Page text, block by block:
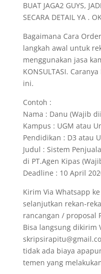
BUAT JAGA2 GUYS,
SECARA DETAIL YA .
Bagaimana Cara
langkah awal untuk
menggunakan jasa
KONSULTASI.
ini.
Contoh :
Nama : Danu (Wajib
Kampus : UGM atau
Pendidikan : D3 atau
Judul : Sistem
di PT.Agen Kipas
Deadline : 10 April
Kirim Via Whatsapp ke
selanjutkan rekan-
rancangan / proposal
Bisa langsung dikirim
tidak ada biaya
temen yang